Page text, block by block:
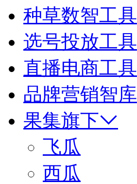
种草数智工具
选号投放工具
直播电商工具
品牌营销智库
果集旗下
飞瓜
西瓜